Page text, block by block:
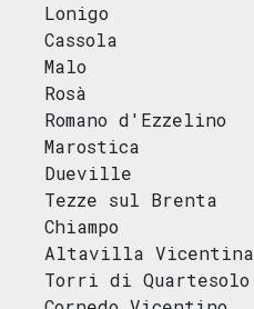
Lonigo
Cassola
Malo
Rosà
Romano d'Ezzelino
Marostica
Dueville
Tezze sul Brenta
Chiampo
Altavilla Vicentina
Torri di Quartesolo